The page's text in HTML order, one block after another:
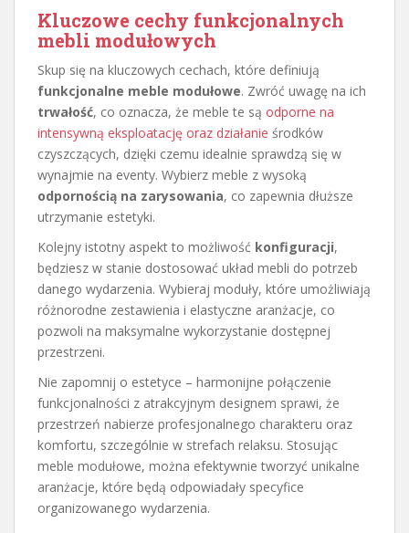
Kluczowe cechy funkcjonalnych
mebli modułowych
Skup się na kluczowych cechach, które definiują
funkcjonalne meble modułowe. Zwróć uwagę na ich
trwałość, co oznacza, że meble te są odporne na
intensywną eksploatację oraz działanie środków
czyszczących, dzięki czemu idealnie sprawdzą się w
wynajmie na eventy. Wybierz meble z wysoką
odpornością na zarysowania, co zapewnia dłuższe
utrzymanie estetyki.
Kolejny istotny aspekt to możliwość konfiguracji,
będziesz w stanie dostosować układ mebli do potrzeb
danego wydarzenia. Wybieraj moduły, które umożliwiają
różnorodne zestawienia i elastyczne aranżacje, co
pozwoli na maksymalne wykorzystanie dostępnej
przestrzeni.
Nie zapomnij o estetyce – harmonijne połączenie
funkcjonalności z atrakcyjnym designem sprawi, że
przestrzeń nabierze profesjonalnego charakteru oraz
komfortu, szczególnie w strefach relaksu. Stosując
meble modułowe, można efektywnie tworzyć unikalne
aranżacje, które będą odpowiadały specyfice
organizowanego wydarzenia.